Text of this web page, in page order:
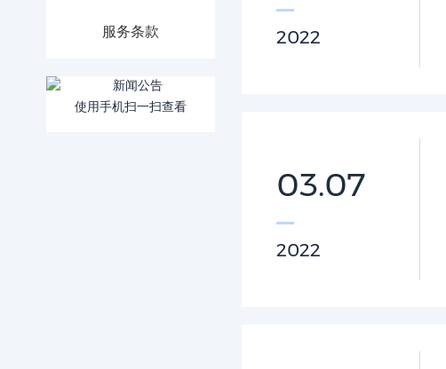
服务条款
使用手机扫一扫查看
2022
03.07
2022